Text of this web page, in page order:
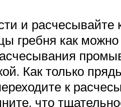
и расчесывайте
гребня как
Как только прядь
к
что